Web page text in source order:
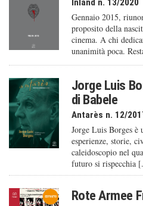
Inland n. 13/2020
Gennaio 2015,
proposito della
cinema. A chi
unanimità poca.
Jorge Luis
di Babele
Antarès n. 12/
Jorge Luis Borges è
esperienze, storie,
caleido­scopio nel
futuro si rispecchia
Rote Armee